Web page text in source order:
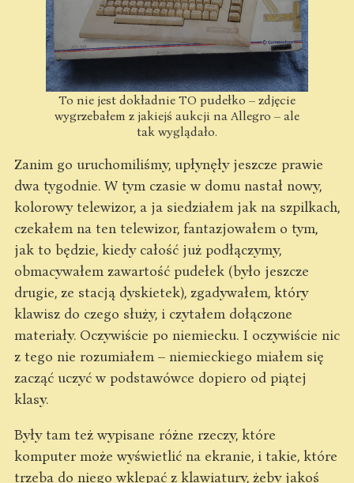
To nie jest dokładnie TO pudełko – zdjęcie
wygrzebałem z jakiejś aukcji na Allegro – ale
tak wyglądało.
Zanim go uruchomiliśmy, upłynęły jeszcze prawie
dwa tygodnie. W tym czasie w domu nastał nowy,
kolorowy telewizor, a ja siedziałem jak na szpilkach,
czekałem na ten telewizor, fantazjowałem o tym,
jak to będzie, kiedy całość już podłączymy,
obmacywałem zawartość pudełek (było jeszcze
drugie, ze stacją dyskietek), zgadywałem, który
klawisz do czego służy, i czytałem dołączone
materiały. Oczywiście po niemiecku. I oczywiście nic
z tego nie rozumiałem – niemieckiego miałem się
zacząć uczyć w podstawówce dopiero od piątej
klasy.
Były tam też wypisane różne rzeczy, które
komputer może wyświetlić na ekranie, i takie, które
trzeba do niego wklepać z klawiatury, żeby jakoś